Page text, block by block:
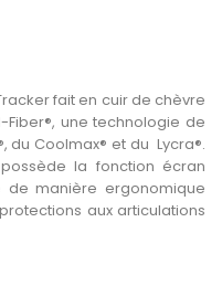
fait en cuir de chèvre
Fiber®, une technologie de
du Coolmax® et du Lycra®.
la fonction écran
manière ergonomique
aux articulations